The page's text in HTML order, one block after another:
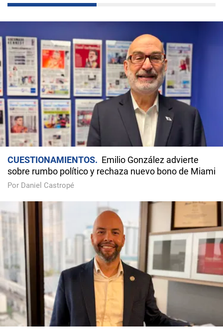
CUESTIONAMIENTOS
Emilio González advierte
sobre rumbo político y rechaza nuevo bono de Miami
Por Daniel Castropé